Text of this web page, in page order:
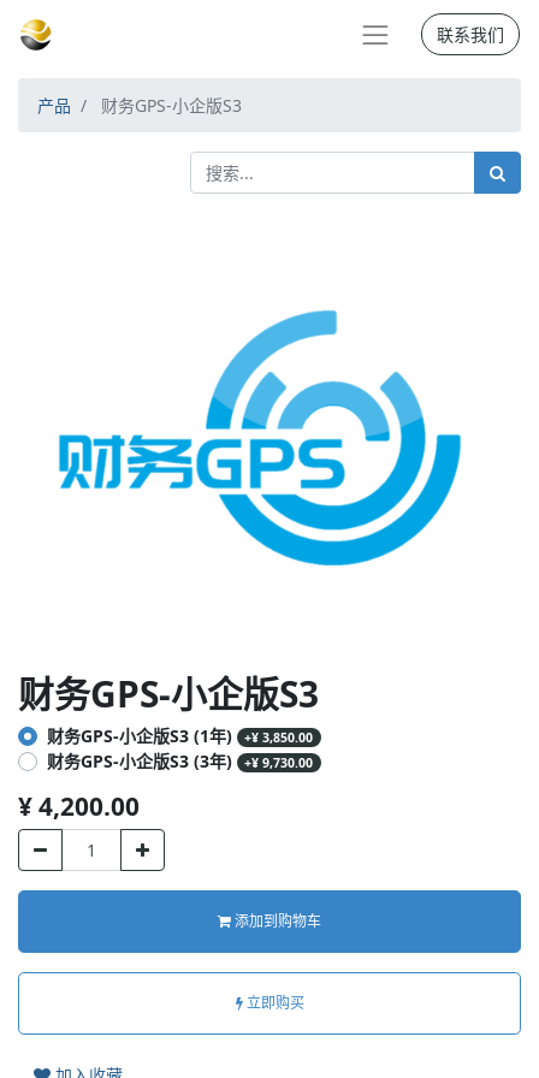
联系我们
产品 财务GPS-小企版S3
财务GPS-小企版S3
财务GPS-小企版S3 (1年) +¥3,850.00
财务GPS-小企版S3 (3年) +¥9,730.00
¥4,200.00
添加到购物车
立即购买